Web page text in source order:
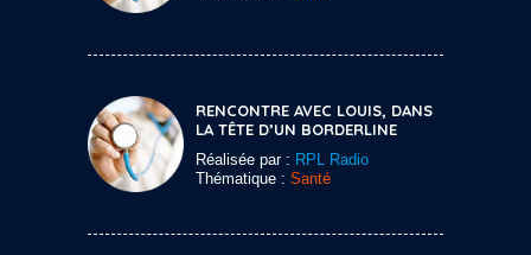
RENCONTRE AVEC LOUIS, DANS
LA TÊTE D’UN BORDERLINE
Réalisée par : RPL Radio
Thématique : Santé